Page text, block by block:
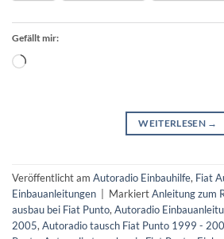
Gefällt mir:
Wird
WEITERLESEN →
Veröffentlicht am Autoradio Einbauhilfe, Fiat
Einbauanleitungen
MarkiertAnleitung zum
ausbau bei Fiat Punto, Autoradio
2005, Autoradio tausch Fiat Punto 1999 -